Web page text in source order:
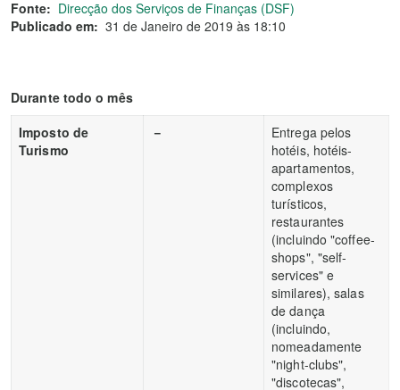
Fonte: Direcção dos Serviços de Finanças (DSF)
Publicado em: 31 de Janeiro de 2019 às 18:10
Durante todo o mês
Imposto de
Turismo
－
Entrega pelos
hotéis, hotéis-
apartamentos,
complexos
turísticos,
restaurantes
(incluindo "coffee-
shops", "self-
services" e
similares), salas
de dança
(incluindo,
nomeadamente
"night-clubs",
"discotecas",